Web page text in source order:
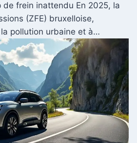
de frein inattendu En 2025, la
(ZFE) bruxelloise,
pollution urbaine et à…